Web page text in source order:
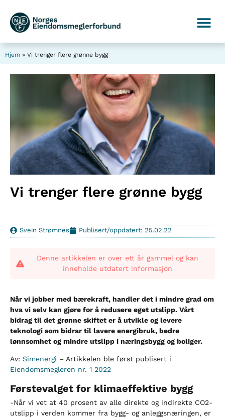
Hjem » Vi trenger flere grønne bygg
Vi trenger flere grønne bygg
Svein Strømnes Publisert/oppdatert: 25.02.22
Denne artikkelen er over ett år gammel og kan
inneholde utdatert informasjon
Når vi jobber med bærekraft, handler det i mindre grad om
hva vi selv kan gjøre for å redusere eget utslipp. Vårt
bidrag til det grønne skiftet er å utvikle og levere
teknologi som bidrar til lavere energibruk, bedre
lønnsomhet og mindre utslipp i næringsbygg og boliger.
Av: Simenergi – Artikkelen ble først publisert i
Eiendomsmegleren nr. 1 2022
Førstevalget for klimaeffektive bygg
-Når vi vet at 40 prosent av alle direkte og indirekte CO2-
utslipp i verden kommer fra bygg- og anleggsnæringen, er